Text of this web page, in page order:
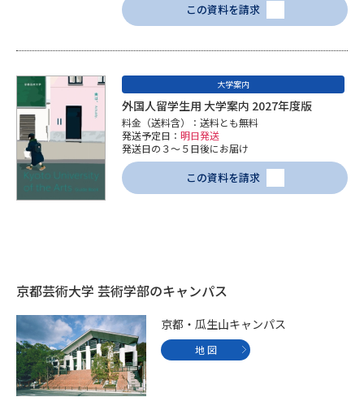
大学で学びたい学問発見
学問の教科書 夢ナビライブ
ユーザーサポート
Ｑ＆Ａ よくあるご質問 大学進学IDについて
お支払いサイト
個人情報取扱規定
特定商取引表記
テレメール進学カタログ
この資料を請求
大学案内
外国人留学生用 大学案内 2027年度版
料金（送料含）：送料とも無料
発送予定日： 明日発送
発送日の３～５日後にお届け
この資料を請求
京都芸術大学 芸術学部のキャンパス
京都・瓜生山キャンパス
地 図